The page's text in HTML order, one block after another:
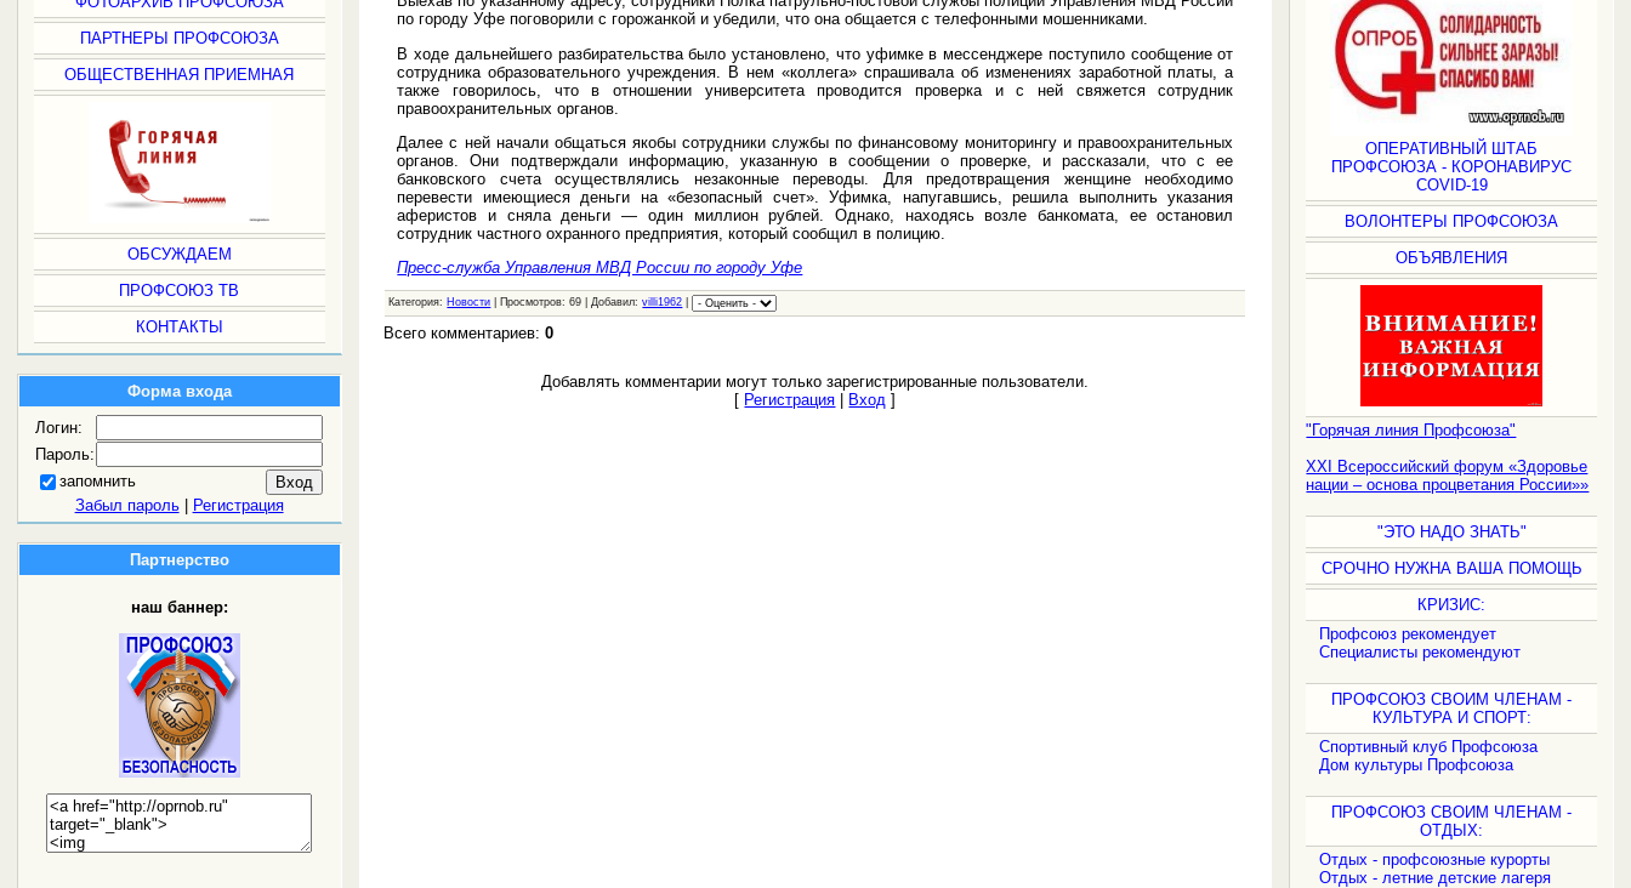
ПАРТНЕРЫ ПРОФСОЮЗА
ОБЩЕСТВЕННАЯ ПРИЕМНАЯ
ОБСУЖДАЕМ
ПРОФСОЮЗ ТВ
КОНТАКТЫ
Форма входа
Логин:
Пароль:
запомнить
Забыл пароль| Регистрация
Партнерство
наш баннер:
ОПЕРАТИВНЫЙ ШТАБ
ПРОФСОЮЗА - КОРОНАВИРУС
COVID-19
ВОЛОНТЕРЫ ПРОФСОЮЗА
ОБЪЯВЛЕНИЯ
"Горячая линия Профсоюза"
XXI Всероссийский форум «Здоровье
нации – основа процветания России»»
"ЭТО НАДО ЗНАТЬ"
СРОЧНО НУЖНА ВАША ПОМОЩЬ
КРИЗИС:
Профсоюз рекомендует
Специалисты рекомендуют
ПРОФСОЮЗ СВОИМ ЧЛЕНАМ -
КУЛЬТУРА И СПОРТ:
Спортивный клуб Профсоюза
Дом культуры Профсоюза
ПРОФСОЮЗ СВОИМ ЧЛЕНАМ -
ОТДЫХ:
Отдых - профсоюзные курорты
Отдых - летние детские лагеря
по городу Уфе поговорили с горожанкой и убедили, что она общается с телефонными мошенниками.
В ходе дальнейшего разбирательства было установлено, что уфимке в мессенджере поступило сообщение от
сотрудника образовательного учреждения. В нем «коллега» спрашивала об изменениях заработной платы, а
также говорилось, что в отношении университета проводится проверка и с ней свяжется сотрудник
правоохранительных органов.
Далее с ней начали общаться якобы сотрудники службы по финансовому мониторингу и правоохранительных
органов. Они подтверждали информацию, указанную в сообщении о проверке, и рассказали, что с ее
банковского счета осуществлялись незаконные переводы. Для предотвращения женщине необходимо
перевести имеющиеся деньги на «безопасный счет». Уфимка, напугавшись, решила выполнить указания
аферистов и сняла деньги — один миллион рублей. Однако, находясь возле банкомата, ее остановил
сотрудник частного охранного предприятия, который сообщил в полицию.
Пресс-служба Управления МВД России по городу Уфе
Категория: Новости | Просмотров: 69 | Добавил:villi1962
Всего комментариев:0
Добавлять комментарии могут только зарегистрированные пользователи.
[ Регистрация Вход ]